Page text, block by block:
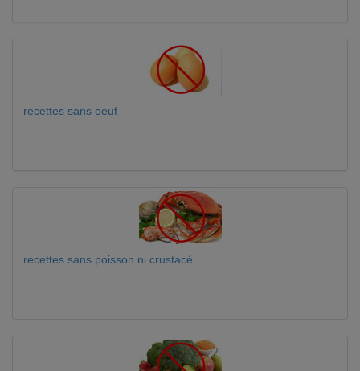
recettes sans oeuf
recettes sans poisson ni crustacé